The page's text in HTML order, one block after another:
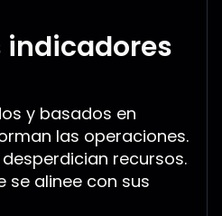
indicadores
y basados en
las operaciones.
desperdician recursos.
se alinee con sus